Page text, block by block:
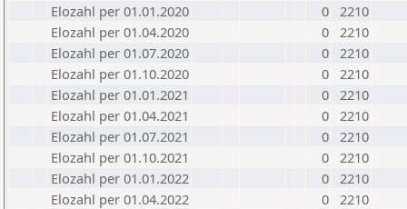
Elozahl per 01.01.2020
0 2210
Elozahl per 01.04.2020
0 2210
Elozahl per 01.07.2020
0 2210
Elozahl per 01.10.2020
0 2210
Elozahl per 01.01.2021
0 2210
Elozahl per 01.04.2021
0 2210
Elozahl per 01.07.2021
0 2210
Elozahl per 01.10.2021
0 2210
Elozahl per 01.01.2022
0 2210
Elozahl per 01.04.2022
0 2210